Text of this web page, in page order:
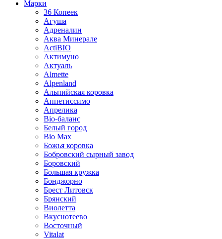
Марки
36 Копеек
Агуша
Адреналин
Аква Минерале
ActiBIO
Актимуно
Актуаль
Almette
Alpenland
Альпийская коровка
Аппетиссимо
Апрелика
Bio-баланс
Белый город
Bio Max
Божья коровка
Бобровский сырный завод
Боровский
Большая кружка
Бонджорно
Брест Литовск
Брянский
Виолетта
Вкуснотеево
Восточный
Vitalat